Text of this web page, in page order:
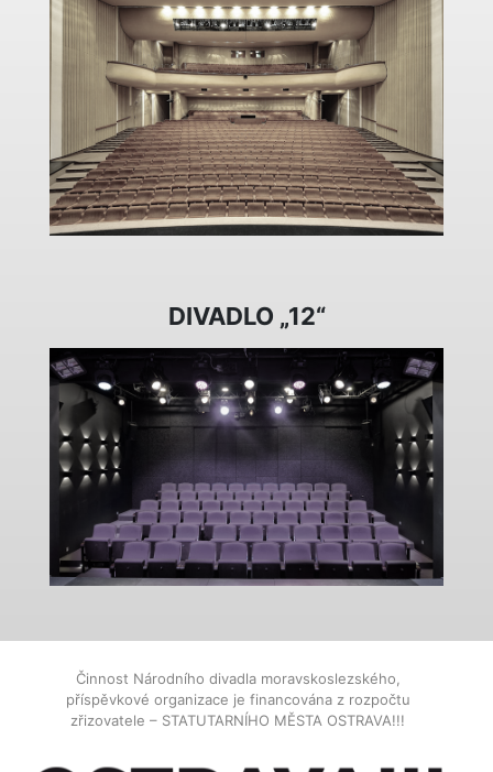
DIVADLO „12“
Činnost Národního divadla moravskoslezského,
příspěvkové organizace je financována z rozpočtu
zřizovatele – STATUTARNÍHO MĚSTA OSTRAVA!!!